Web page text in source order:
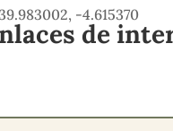
-4.615370
de